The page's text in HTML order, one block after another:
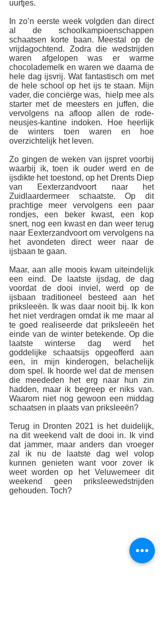
uurtjes.
In zo’n eerste week volgden dan direct
al de schoolkampioenschappen
schaatsen korte baan. Meestal op de
vrijdagochtend. Zodra die wedstrijden
waren afgelopen was er warme
chocolademelk en waren we daarna de
hele dag ijsvrij. Wat fantastisch om met
de hele school op het ijs te staan. Mijn
vader, die conciërge was,  hielp mee als
starter met de meesters en juffen, die
vervolgens na afloop allen de rode-
neusjes-kantine indoken. Hoe heerlijk
de winters toen waren en hoe
overzichtelijk het leven.
Zo gingen de weken van ijspret voorbij
waarbij ik, toen ik ouder werd en de
ijsdikte het toestond, op het Drents Diep
van Eexterzandvoort naar het
Zuidlaardermeer schaatste. Op dit
prachtige meer vervolgens een paar
rondjes, een beker kwast, een kop
snert, nog een kwast en dan weer terug
naar Eexterzandvoort om vervolgens na
het avondeten direct weer naar de
ijsbaan te gaan.
Maar, aan alle moois kwam uiteindelijk
een eind. De laatste ijsdag, de dag
voordat de dooi inviel, werd op de
ijsbaan traditioneel besteed aan het
priksleeën. Ik was daar nooit bij. Ik kon
het niet verdragen omdat ik me maar al
te goed realiseerde dat priksleeën het
einde van de winter betekende. Op die
laatste winterse dag werd het
goddelijke schaatsijs opgeofferd aan
een, in mijn kinderogen, belachelijk
dom spel. Ik hoorde wel dat de mensen
die meededen het erg naar hun zin
hadden, maar ik begreep er niks van.
Waarom niet nog gewoon een middag
schaatsen in plaats van priksleeën?
Terug in Dronten 2021 is het duidelijk,
na dit weekend valt de dooi in. Ik vind
dat jammer, maar anders dan vroeger
zal ik nu de laatste dag wel volop
kunnen genieten want voor zover ik
weet worden op het Veluwemeer dit
weekend geen priksleewedstrijden
gehouden. Toch?